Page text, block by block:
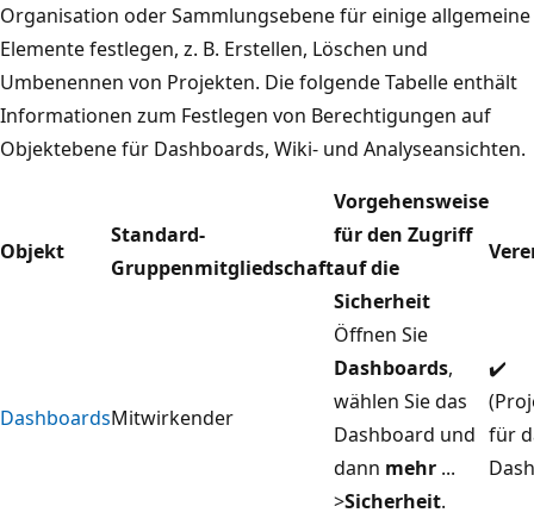
Organisation oder Sammlungsebene für einige allgemeine
Elemente festlegen, z. B. Erstellen, Löschen und
Umbenennen von Projekten. Die folgende Tabelle enthält
Informationen zum Festlegen von Berechtigungen auf
Objektebene für Dashboards, Wiki- und Analyseansichten.
Objekt
Standard-
Gruppenmitgliedschaft
Vorgehensweise
für den Zugriff
auf die
Sicherheit
DashboardsMitwirkender
Öffnen Sie
Dashboards,
wählen Sie das
Dashboard und
dann mehr ...
>Sicherheit.
✔️
für